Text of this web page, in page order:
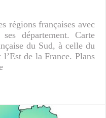
régions françaises avec
département. Carte
du Sud, à celle du
l’Est de la France. Plans